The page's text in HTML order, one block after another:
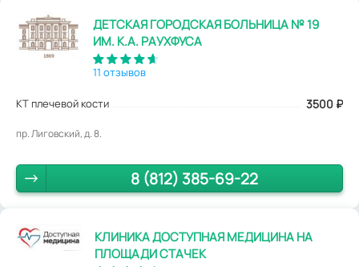
ДЕТСКАЯ ГОРОДСКАЯ БОЛЬНИЦА № 19
ИМ. К.А. РАУХФУСА
11 отзывов
КТ плечевой кости 3500 ₽
пр. Лиговский, д. 8.
8 (812) 385-69-22
КЛИНИКА ДОСТУПНАЯ МЕДИЦИНА НА
ПЛОЩАДИ СТАЧЕК